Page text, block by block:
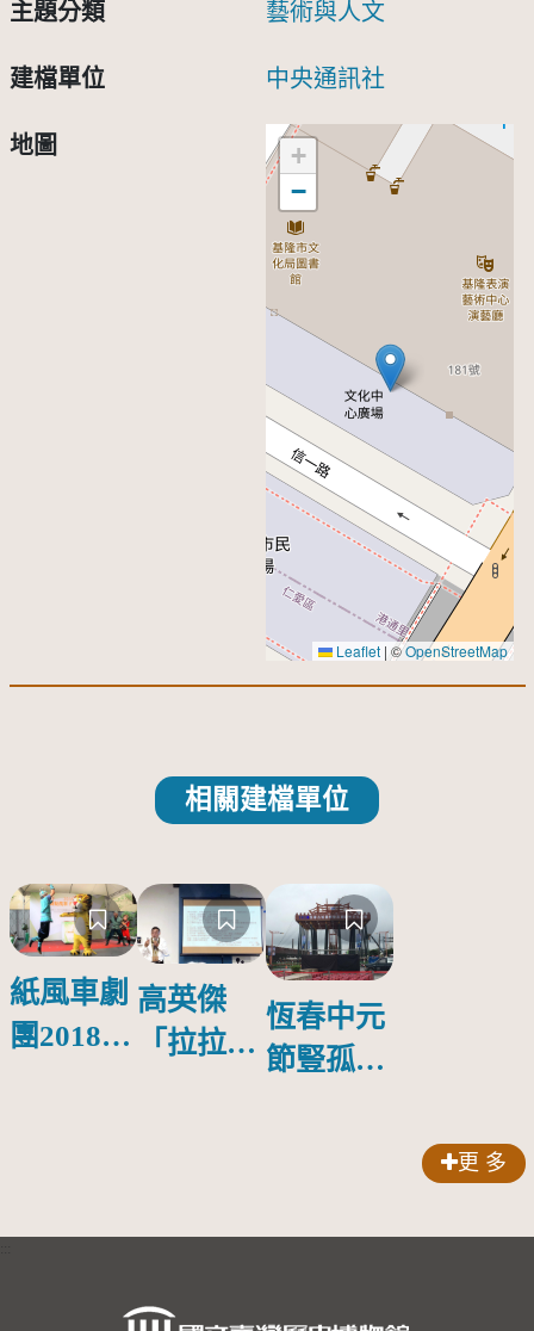
主題分類 藝術與人文
建檔單位 中央通訊社
地圖
+
−
Leaflet | ©OpenStreetMap
相關建檔單位
紙風車劇
團2018公
高英傑
「拉拉庫
恆春中元
節豎孤棚
更 多